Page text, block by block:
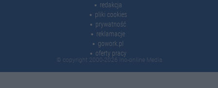
redakcja
pliki cookies
prywatność
reklamacje
gowork.pl
oferty pracy
© copyright 2000-2026 Ino-online Media